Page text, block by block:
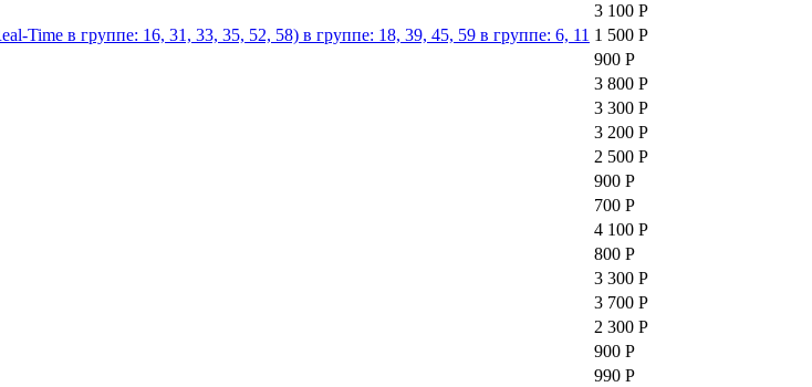
3 100 Р
в группе: 16, 31, 33, 35, 52, 58) в группе: 18, 39, 45, 59 в группе: 6, 11 1 500 Р
900 Р
3 800 Р
3 300 Р
3 200 Р
2 500 Р
900 Р
700 Р
4 100 Р
800 Р
3 300 Р
3 700 Р
2 300 Р
900 Р
990 Р